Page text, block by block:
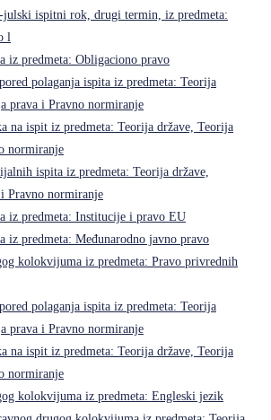
julski ispitni rok, drugi termin, iz predmeta:
l
iz predmeta: Obligaciono pravo
polaganja ispita iz predmeta: Teorija
prava i Pravno normiranje
na ispit iz predmeta: Teorija države, Teorija
normiranje
ispita iz predmeta: Teorija države,
Pravno normiranje
iz predmeta: Institucije i pravo EU
iz predmeta: Međunarodno javno pravo
kolokvijuma iz predmeta: Pravo privrednih
polaganja ispita iz predmeta: Teorija
prava i Pravno normiranje
na ispit iz predmeta: Teorija države, Teorija
normiranje
kolokvijuma iz predmeta: Engleski jezik